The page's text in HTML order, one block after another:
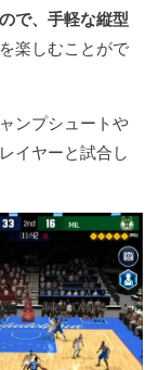
で、手軽な縦型
を楽しむことがで
ンプシュートや
イヤーと試合し